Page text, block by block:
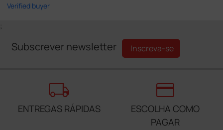
Verified buyer
;
Subscrever newsletter Inscreva-se
local_shipping
ENTREGAS RÁPIDAS
credit_card
ESCOLHA COMO
PAGAR